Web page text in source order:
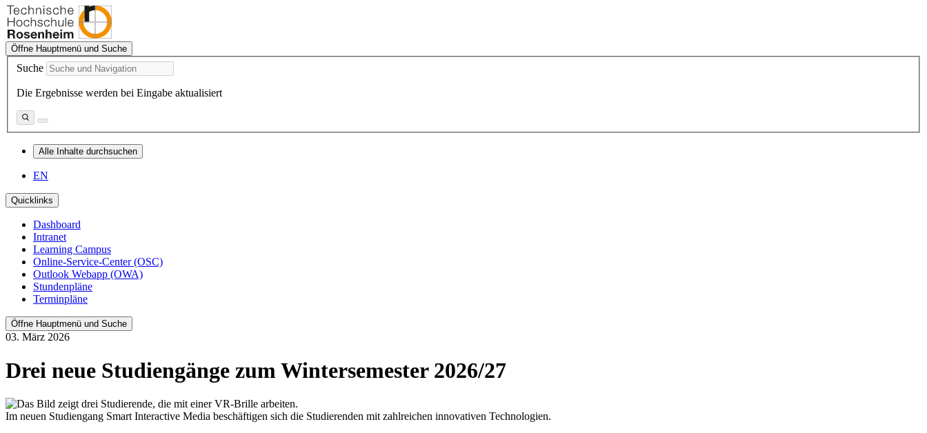
Öffne Hauptmenü und Suche
Suche
Die Ergebnisse werden bei Eingabe aktualisiert
Alle Inhalte durchsuchen
EN
Quicklinks
Dashboard
Intranet
Learning Campus
Online-Service-Center (OSC)
Outlook Webapp (OWA)
Stundenpläne
Terminpläne
Öffne Hauptmenü und Suche
03. März 2026
Drei neue Studiengänge zum Wintersemester 2026/27
Im neuen Studiengang Smart Interactive Media beschäftigen sich die Studierenden mit zahlreichen innovativen Technologien.